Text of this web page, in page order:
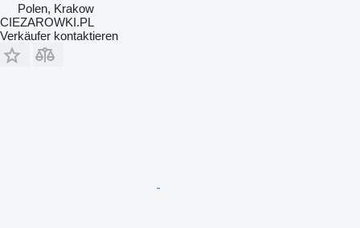
Polen, Krakow
CIEZAROWKI.PL
Verkäufer kontaktieren